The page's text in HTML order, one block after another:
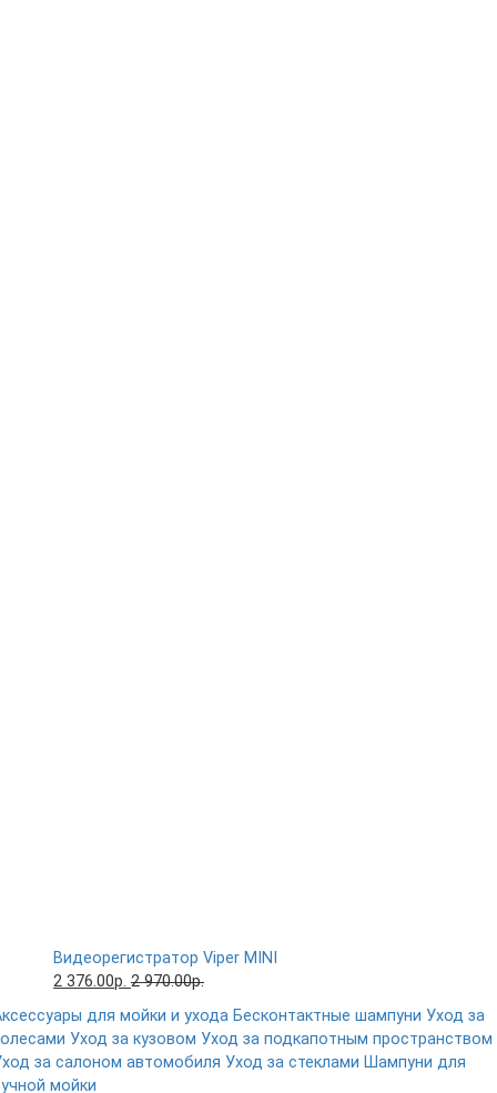
Видеорегистратор Viper MINI
2 376.00р. 2 970.00р.
для мойки и ухода Бесконтактные шампуни Уход за
Уход за кузовом Уход за подкапотным пространством
за салоном автомобиля Уход за стеклами Шампуни для
мойки